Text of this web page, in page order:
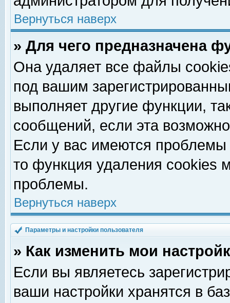
Вернуться наверх
» Для чего предназначена
Она удаляет все файлы
под вашим
выполняет другие функции,
сообщений, если эта
Если у вас имеются
то функция удаления cookies
проблемы.
Вернуться наверх
Параметры и настройки пользователя
» Как изменить мои
Если вы являетесь
ваши настройки хранятся в